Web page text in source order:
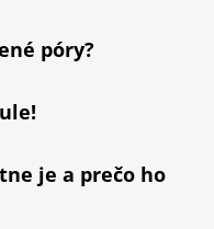
póry?
je a prečo ho